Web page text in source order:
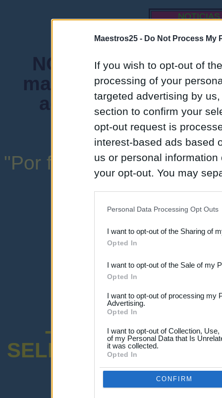
Maestros25 - Do Not Process My
If you wish to opt-out of
processing of your
targeted advertising by
section to confirm your
opt-out request is
interest-based ads based
us or personal
your opt-out. You may
Downstream Participants
third parties.
Personal Data Processing Opt Outs
I want to opt-out of the Sharing of
Opted In
I want to opt-out of the Sale of my
Opted In
I want to opt-out of processing my
Advertising.
Opted In
I want to opt-out of Collection,
of my Personal Data that Is
it was collected.
Opted In
CONFIRM
NOTICIAS
NORMA
mantenga siempre
admiten mensajes
instituciones
"Por favor, no abuse de
una expresión
-ENCUESTA
SELECTIVO